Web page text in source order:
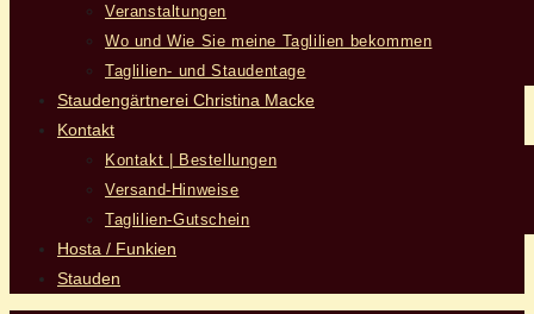
Veranstaltungen
Wo und Wie Sie meine Taglilien bekommen
Taglilien- und Staudentage
Staudengärtnerei Christina Macke
Kontakt
Kontakt | Bestellungen
Versand-Hinweise
Taglilien-Gutschein
Hosta / Funkien
Stauden